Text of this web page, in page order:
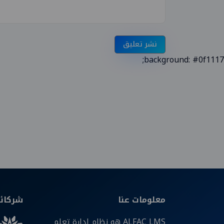
نشر تعليق
background: #0f1117;
معلومات عنا